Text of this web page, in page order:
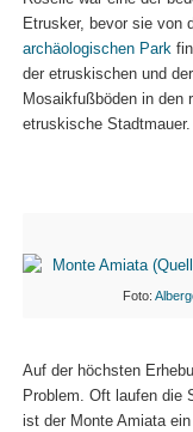
Etrusker, bevor sie von
archäologischen Park
der etruskischen und
Mosaikfußböden in den
etruskische Stadtmauer.
Foto:
Auf der höchsten
Problem. Oft laufen die
ist der Monte Amiata